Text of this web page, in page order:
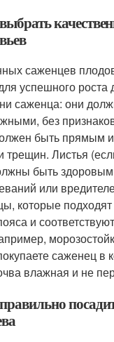
саженцев
успешного роста
саженца: они
без
быть прямым
трещин. Листья
быть
или
которые
и
саженец в
влажная и не